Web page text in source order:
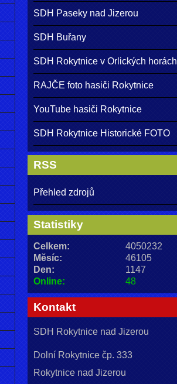
SDH Paseky nad Jizerou
SDH Buřany
SDH Rokytnice v Orlických horách
RAJČE foto hasiči Rokytnice
YouTube hasiči Rokytnice
SDH Rokytnice Historické FOTO
RSS
Přehled zdrojů
Statistiky
Online: 48
Celkem:
4050232
Měsíc:
46105
Den:
1147
Kontakt
SDH Rokytnice nad Jizerou
Dolní Rokytnice čp. 333
Rokytnice nad Jizerou